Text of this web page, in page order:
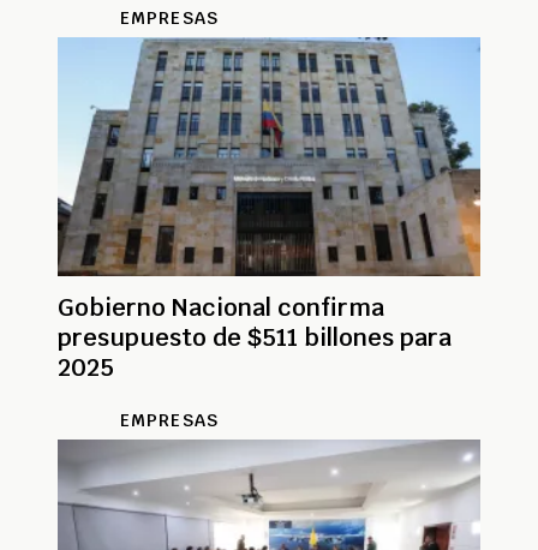
EMPRESAS
Gobierno Nacional confirma
presupuesto de $511 billones para
2025
EMPRESAS